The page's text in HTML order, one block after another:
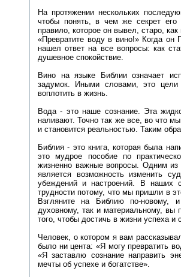
На протяжении нескольких
чтобы понять, в чем же секрет его
правило, которое он вывел, старо,
«Превратите воду в вино!» Когда он
нашел ответ на все вопросы: как
душевное спокойствие.
Вино на языке Библии означает
задумок. Иными словами, это
воплотить в жизнь.
Вода - это наше сознание. Эта
наливают. Точно так же все, во что
и становится реальностью. Таким
Библия - это книга, которая была
это мудрое пособие по
жизненно важные вопросы. Одним из
является возможность изменить
убеждений и настроений. В наших
трудности потому, что мы пришли в
Взгляните на Библию по-новому,
духовному, так и материальному, вы
того, чтобы достичь в жизни успеха и
Человек, о котором я вам
было ни цента: «Я могу превратить
«Я заставлю сознание направить
мечты об успехе и богатстве».